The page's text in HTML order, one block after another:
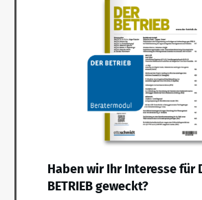
Haben wir Ihr Interesse für
BETRIEB geweckt?